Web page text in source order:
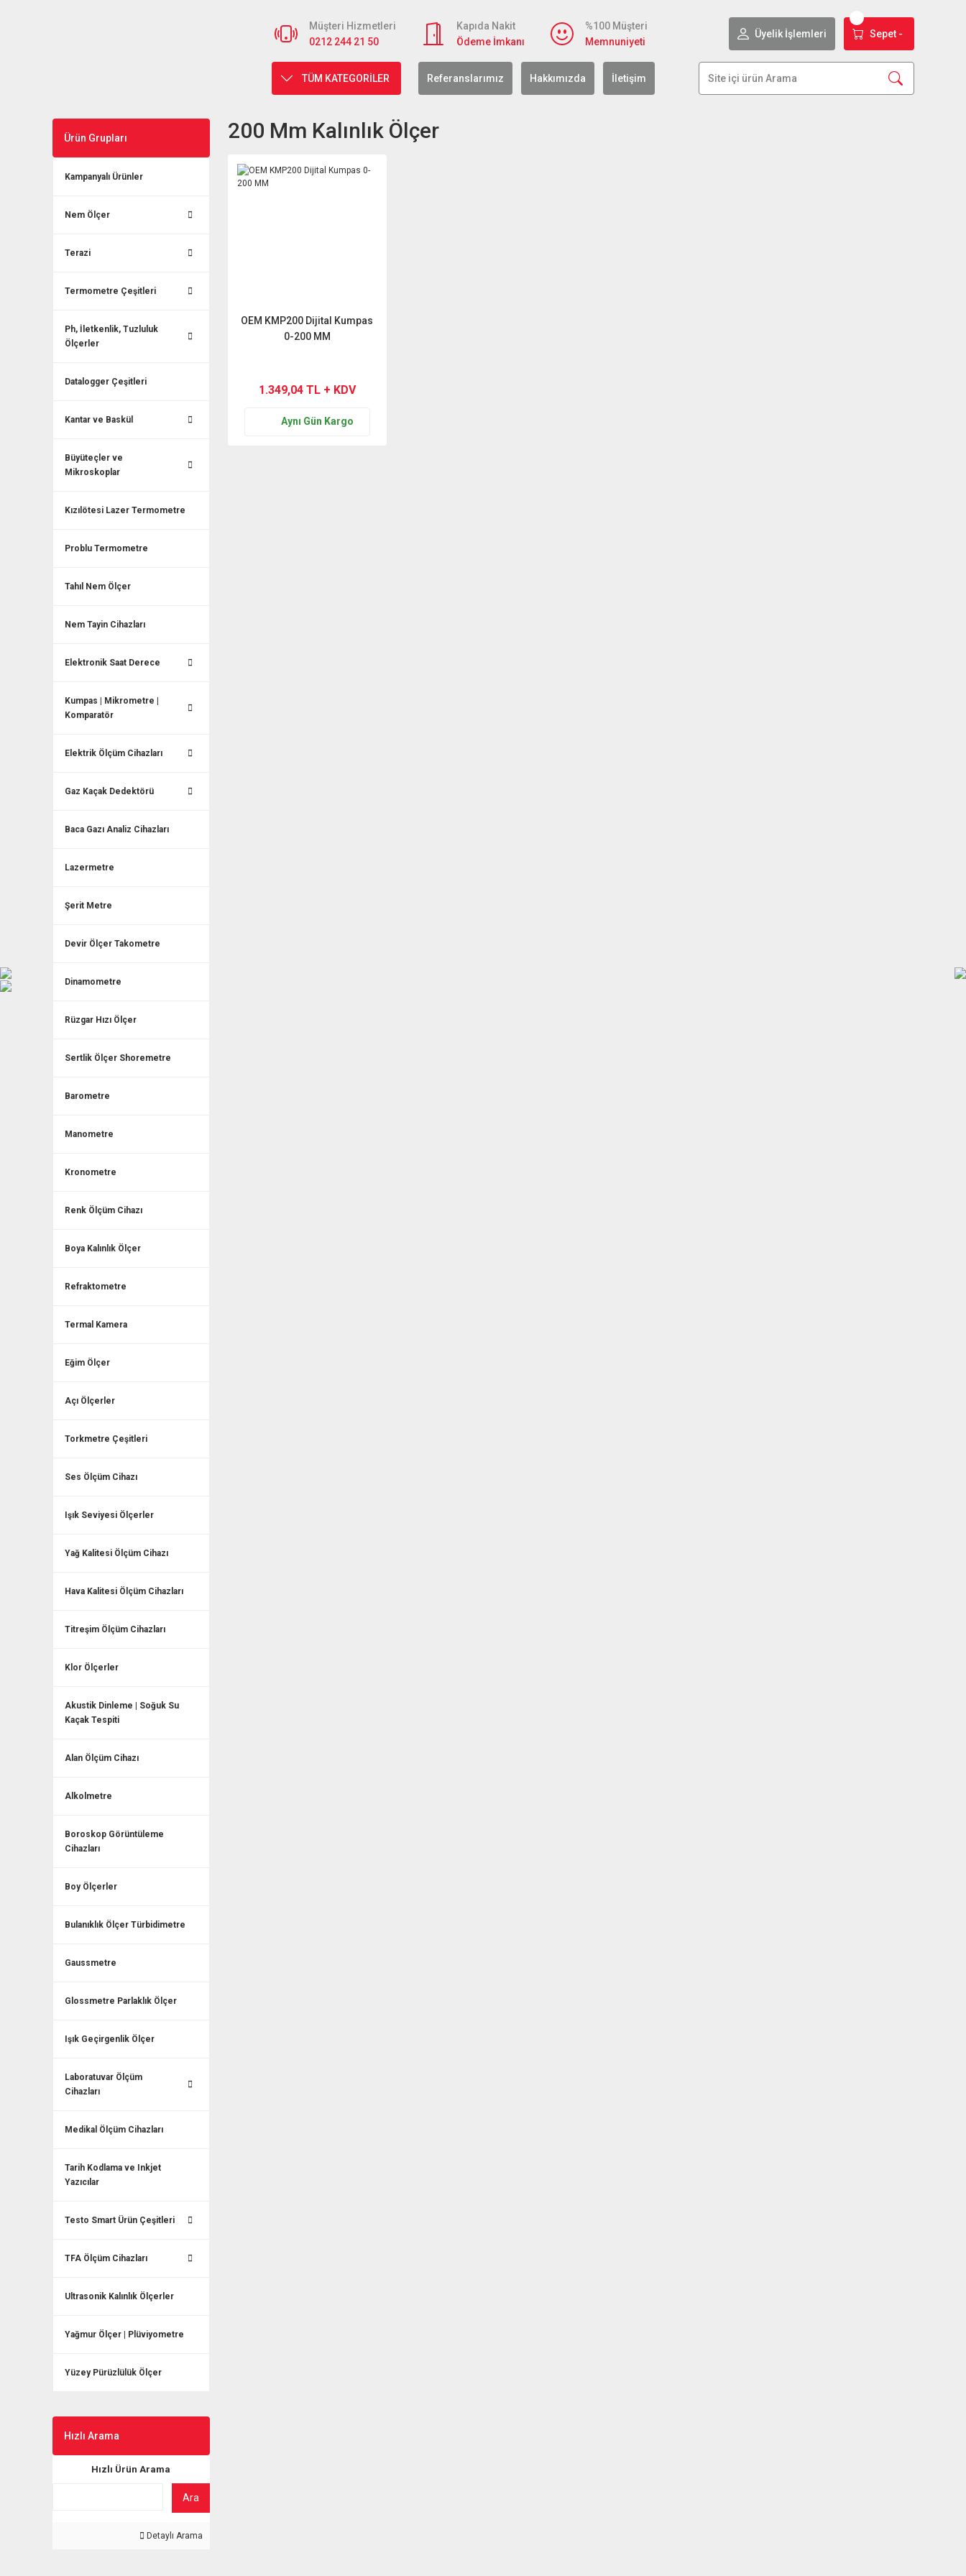
Müşteri Hizmetleri
0212 244 21 50
Kapıda Nakit
Ödeme İmkanı
%100 Müşteri
Memnuniyeti
Üyelik İşlemleri Sepet -
TÜM KATEGORİLER Referanslarımız Hakkımızda İletişim
Ürün Grupları
Kampanyalı Ürünler
Nem Ölçer
Terazi
Termometre Çeşitleri
Ph, İletkenlik, Tuzluluk
Ölçerler
Datalogger Çeşitleri
Kantar ve Baskül
Büyüteçler ve
Mikroskoplar
Kızılötesi Lazer Termometre
Problu Termometre
Tahıl Nem Ölçer
Nem Tayin Cihazları
Elektronik Saat Derece
Kumpas | Mikrometre |
Komparatör
Elektrik Ölçüm Cihazları
Gaz Kaçak Dedektörü
Baca Gazı Analiz Cihazları
Lazermetre
Şerit Metre
Devir Ölçer Takometre
Dinamometre
Rüzgar Hızı Ölçer
Sertlik Ölçer Shoremetre
Barometre
Manometre
Kronometre
Renk Ölçüm Cihazı
Boya Kalınlık Ölçer
Refraktometre
Termal Kamera
Eğim Ölçer
Açı Ölçerler
Torkmetre Çeşitleri
Ses Ölçüm Cihazı
Işık Seviyesi Ölçerler
Yağ Kalitesi Ölçüm Cihazı
Hava Kalitesi Ölçüm Cihazları
Titreşim Ölçüm Cihazları
Klor Ölçerler
Akustik Dinleme | Soğuk Su
Kaçak Tespiti
Alan Ölçüm Cihazı
Alkolmetre
Boroskop Görüntüleme
Cihazları
Boy Ölçerler
Bulanıklık Ölçer Türbidimetre
Gaussmetre
Glossmetre Parlaklık Ölçer
Işık Geçirgenlik Ölçer
Laboratuvar Ölçüm
Cihazları
Medikal Ölçüm Cihazları
Tarih Kodlama ve Inkjet
Yazıcılar
Testo Smart Ürün Çeşitleri
TFA Ölçüm Cihazları
Ultrasonik Kalınlık Ölçerler
Yağmur Ölçer | Plüviyometre
Yüzey Pürüzlülük Ölçer
Hızlı Arama
Hızlı Ürün Arama
Ara
Detaylı Arama
200 Mm Kalınlık Ölçer
OEM KMP200 Dijital Kumpas
0-200 MM
1.349,04 TL + KDV
Aynı Gün Kargo